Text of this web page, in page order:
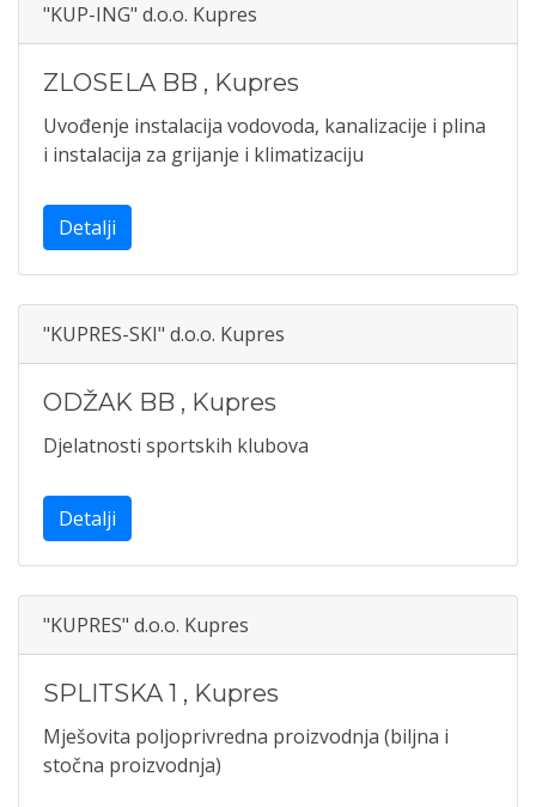
"KUP-ING" d.o.o. Kupres
ZLOSELA BB , Kupres
Uvođenje instalacija vodovoda, kanalizacije i plina
i instalacija za grijanje i klimatizaciju
Detalji
"KUPRES-SKI" d.o.o. Kupres
ODŽAK BB , Kupres
Djelatnosti sportskih klubova
Detalji
"KUPRES" d.o.o. Kupres
SPLITSKA 1 , Kupres
Mješovita poljoprivredna proizvodnja (biljna i
stočna proizvodnja)